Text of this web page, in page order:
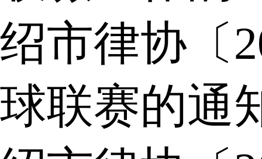
绍市律协〔
球联赛的通